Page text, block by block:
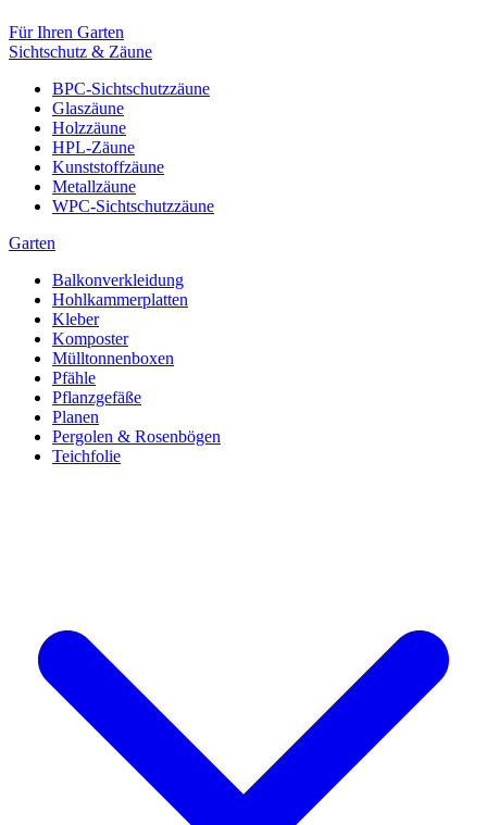
Für Ihren Garten
Sichtschutz & Zäune
BPC-Sichtschutzzäune
Glaszäune
Holzzäune
HPL-Zäune
Kunststoffzäune
Metallzäune
WPC-Sichtschutzzäune
Garten
Balkonverkleidung
Hohlkammerplatten
Kleber
Komposter
Mülltonnenboxen
Pfähle
Pflanzgefäße
Planen
Pergolen & Rosenbögen
Teichfolie